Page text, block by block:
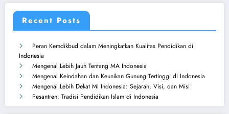
Recent Posts
Peran Kemdikbud dalam Meningkatkan Kualitas Pendidikan di
Indonesia
Mengenal Lebih Jauh Tentang MA Indonesia
Mengenal Keindahan dan Keunikan Gunung Tertinggi di Indonesia
Mengenal Lebih Dekat MI Indonesia: Sejarah, Visi, dan Misi
Pesantren: Tradisi Pendidikan Islam di Indonesia